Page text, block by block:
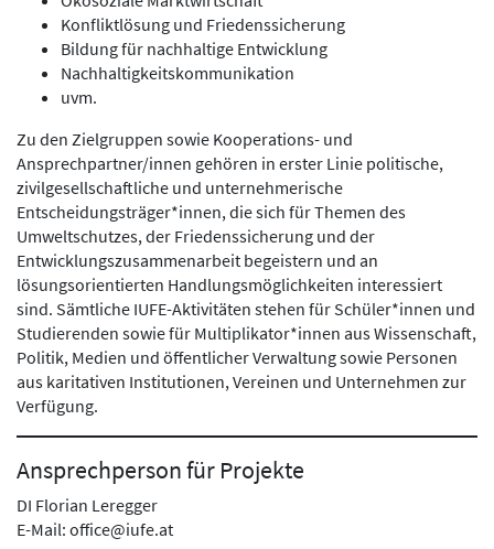
Konfliktlösung und Friedenssicherung
Bildung für nachhaltige Entwicklung
Nachhaltigkeitskommunikation
uvm.
Zu den Zielgruppen sowie Kooperations- und
Ansprechpartner/innen gehören in erster Linie politische,
zivilgesellschaftliche und unternehmerische
Entscheidungsträger*innen, die sich für Themen des
Umweltschutzes, der Friedenssicherung und der
Entwicklungszusammenarbeit begeistern und an
lösungsorientierten Handlungsmöglichkeiten interessiert
sind. Sämtliche IUFE-Aktivitäten stehen für Schüler*innen und
Studierenden sowie für Multiplikator*innen aus Wissenschaft,
Politik, Medien und öffentlicher Verwaltung sowie Personen
aus karitativen Institutionen, Vereinen und Unternehmen zur
Verfügung.
Ansprechperson für Projekte
DI Florian Leregger
E-Mail: office@iufe.at